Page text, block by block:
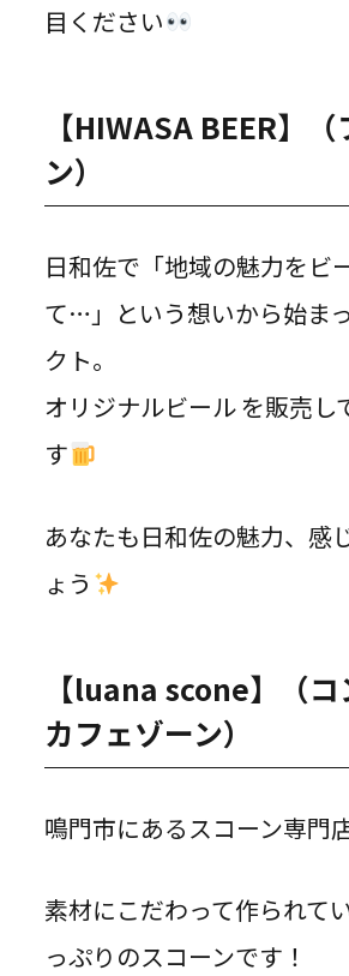
目ください
【HIWASA BEER】
ン）
日和佐で「地域の魅力をビ
て…」という想いから始ま
クト。
オリジナルビール を販売し
す
あなたも日和佐の魅力、感
ょう
【luana scone】（コ
カフェゾーン）
鳴門市にあるスコーン専門
素材にこだわって作られて
っぷりのスコーンです！